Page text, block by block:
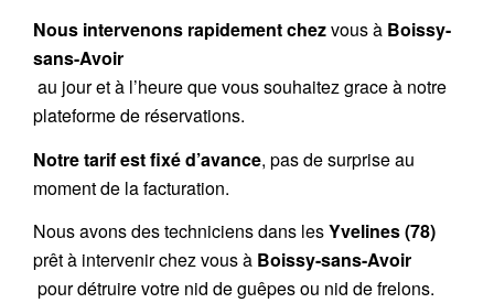
Nous intervenons rapidement chezvous à Boissy-
sans-Avoir
au jour et à l’heure que vous souhaitez grace à notre
plateforme de réservations.
Notre tarif est fixé d’avance, pas de surprise au
moment de la facturation.
Nous avons des techniciens dans lesYvelines (78)
prêt à intervenir chez vous à Boissy-sans-Avoir
pour détruire votre nid de guêpes ou nid de frelons.